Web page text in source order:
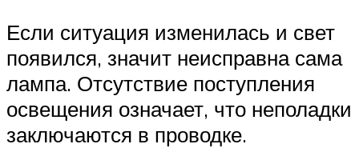
Если ситуация изменилась и свет
появился, значит неисправна сама
лампа. Отсутствие поступления
освещения означает, что неполадки
заключаются в проводке.